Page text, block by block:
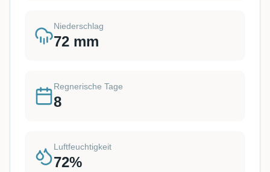
Niederschlag
72 mm
Regnerische Tage
8
Luftfeuchtigkeit
72%